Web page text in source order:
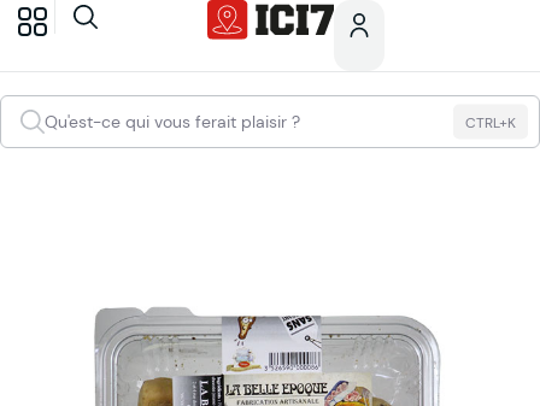
Qu'est-ce qui vous ferait plaisir ? CTRL+K